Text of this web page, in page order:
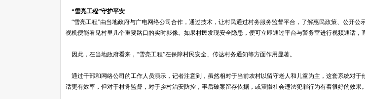
“雪亮工程”守护平安
“雪亮工程”由当地政府与广电网络公司合作，通过技术，让村民通过村务服务监督平台，了解惠民政策、公开公
视机便能看见村里几个重要路口的实时影像。如果村民发现安全隐患，便可立即通过平台与警务室进行视频通话，
因此，在当地政府看来，“雪亮工程”在保障村民安全、传达村务通知等方面作用显著。
通过干部和网络公司的工作人员演示，记者注意到，虽然相对于当前农村以留守老人和儿童为主，这套系统对于
话更有效率，但对于村务监督，对于乡村治安防控，事后破案留存依据，或震慑社会违法犯罪行为有着很好的效果。